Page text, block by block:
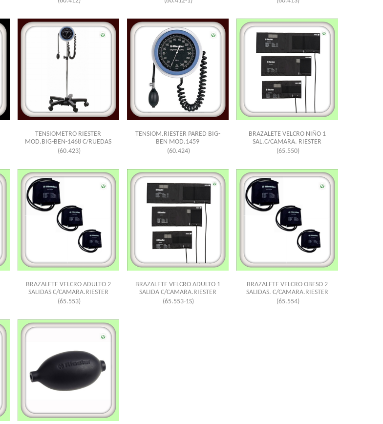
TENSIOMETRO RIESTER
MOD.BIG-BEN-1468 C/RUEDAS
(60.423)
TENSIOM.RIESTER PARED BIG-
BEN MOD.1459
(60.424)
BRAZALETE VELCRO NIÑO 1
SAL.C/CAMARA. RIESTER
(65.550)
BRAZALETE VELCRO ADULTO 2
SALIDAS C/CAMARA.RIESTER
(65.553)
BRAZALETE VELCRO ADULTO 1
SALIDA C/CAMARA.RIESTER
(65.553-1S)
BRAZALETE VELCRO OBESO 2
SALIDAS. C/CAMARA.RIESTER
(65.554)